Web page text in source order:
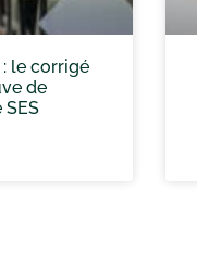
le corrigé
de